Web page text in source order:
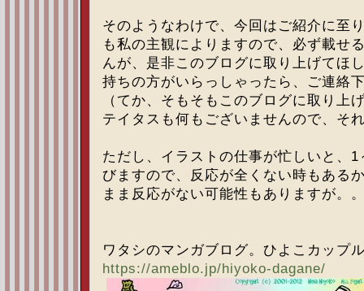
そのようなわけで、今回はご紹介に至
も私の主観によりますので、必ず載せ
んが、是非このブログに取り上げてほ
持ちの方がいらっしゃったら、ご連絡
（てか、そもそもこのブログに取り上
テイタスも何もございませんので、そ
ただし、イラストの仕事が忙しいと、
びますので、反応が全くない時もある
まま反応がない可能性もありますが。
ワタシのマンガブログ。ひよこカップ
https://ameblo.jp/hiyoko-dagane/